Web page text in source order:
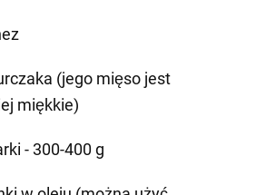
(jego mięso jest
miękkie)
- 300-400 g